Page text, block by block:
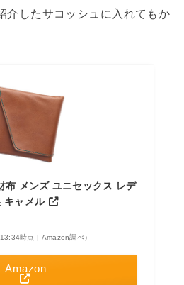
介したサコッシュに入れてもか
布 メンズ ユニセックス レデ
キャメル
時点 | Amazon調べ）
Amazon